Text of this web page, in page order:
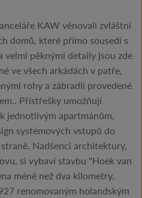
KAW věnovali zvláštní
domů, které přímo sousedí s
velmi pěknými detaily jsou zde
ve všech arkádách v patře,
rohy a zábradlí provedené
Přístřešky umožňují
jednotlivým apartmánům,
systémových vstupů do
Nadšenci architektury,
si vybaví stavbu "Hoek van
méně než dva kilometry.
renomovaným holandským